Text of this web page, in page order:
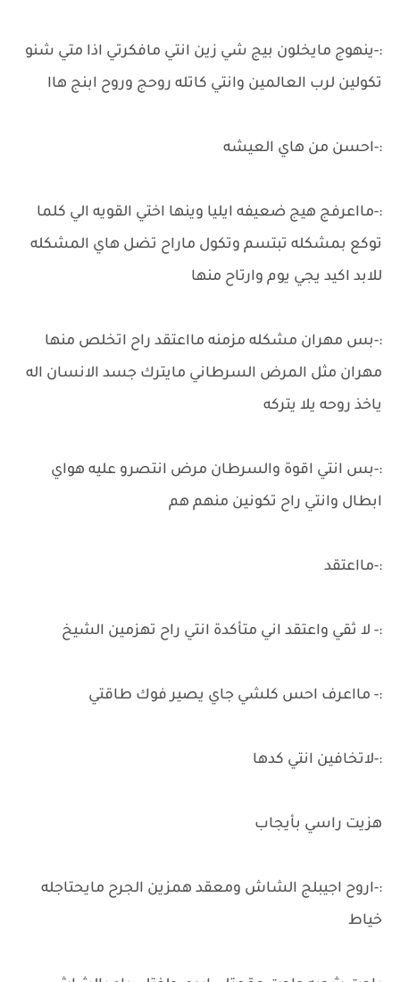
:-ينهوج مايخلون بيج شي زين انتي مافكرتي اذا متي شنو
تكولين لرب العالمين وانتي كاتله روحج وروح ابنج هاا
:-احسن من هاي العيشه
:-مااعرفج هيج ضعيفه ايليا وينها اختي القويه الي كلما
توكع بمشكله تبتسم وتكول ماراح تضل هاي المشكله
للابد اكيد يجي يوم وارتاح منها
:-بس مهران مشكله مزمنه مااعتقد راح اتخلص منها
مهران مثل المرض السرطاني مايترك جسد الانسان اله
ياخذ روحه يلا يتركه
:-بس انتي اقوة والسرطان مرض انتصرو عليه هواي
ابطال وانتي راح تكونين منهم هم
:-مااعتقد
:- لا ثقي واعتقد اني متأكدة انتي راح تهزمين الشيخ
:- مااعرف احس كلشي جاي يصير فوك طاقتي
:-لاتخافين انتي كدها
هزيت راسي بأيجاب
:-اروح اجيبلج الشاش ومعقد همزين الجرح مايحتاجله
خياط